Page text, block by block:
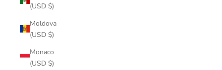
(USD $)
Moldova
(USD $)
Monaco
(USD $)